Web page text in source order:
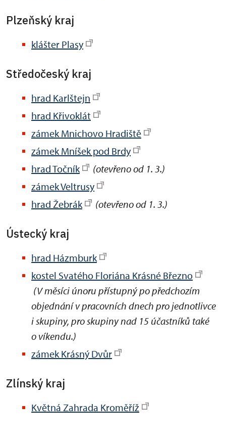
Plzeňský kraj
klášter Plasy
Středočeský kraj
hrad Karlštejn
hrad Křivoklát
zámek Mnichovo Hradiště
zámek Mníšek pod Brdy
hrad Točník
(otevřeno od 1. 3.)
zámek Veltrusy
hrad Žebrák
(otevřeno od 1. 3.)
Ústecký kraj
hrad Házmburk
kostel Svatého Floriána Krásné Březno
(V měsíci únoru přístupný po předchozím
objednání v pracovních dnech pro jednotlivce
i skupiny, pro skupiny nad 15 účastníků také
o víkendu.)
zámek Krásný Dvůr
Zlínský kraj
Květná Zahrada Kroměříž